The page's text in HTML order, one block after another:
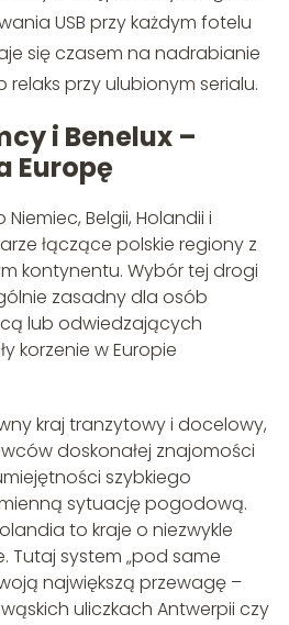
USB przy każdym fotelu
się czasem na nadrabianie
relaks przy ulubionym serialu.
i Benelux –
Europę
Belgii, Holandii i
łączące polskie regiony z
kontynentu. Wybór tej drogi
zasadny dla osób
lub odwiedzających
korzenie w Europie
kraj tranzytowy i docelowy,
doskonałej znajomości
szybkiego
sytuację pogodową.
to kraje o niezwykle
Tutaj system „pod same
największą przewagę –
uliczkach Antwerpii czy